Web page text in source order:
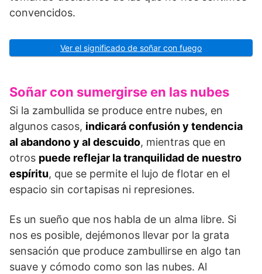
convencidos.
Ver el significado de soñar con fuego
Soñar con sumergirse en las nubes
Si la zambullida se produce entre nubes, en
algunos casos, indicará confusión y tendencia
al abandono y al descuido, mientras que en
otros puede reflejar la tranquilidad de nuestro
espíritu, que se permite el lujo de flotar en el
espacio sin cortapisas ni represiones.
Es un sueño que nos habla de un alma libre. Si
nos es posible, dejémonos llevar por la grata
sensación que produce zambullirse en algo tan
suave y cómodo como son las nubes. Al